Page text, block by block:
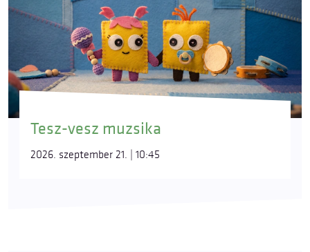
Tesz-vesz muzsika
2026. szeptember 21. | 10:45